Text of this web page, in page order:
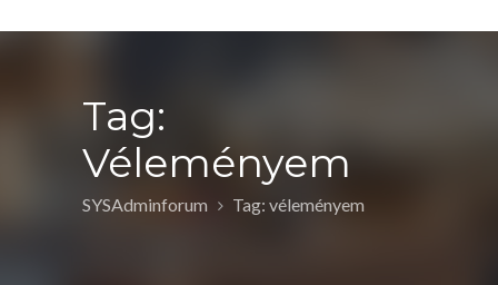
Tag:
Véleményem
SYSAdminforum Tag: véleményem